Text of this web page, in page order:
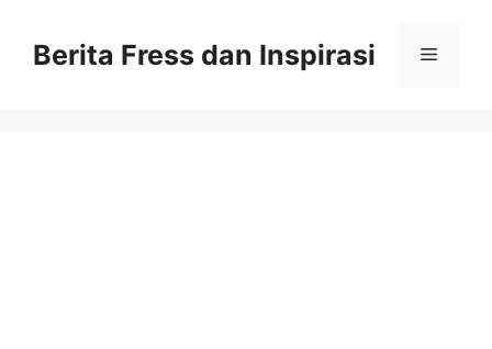
contentBerita Fress dan Inspirasi Menu